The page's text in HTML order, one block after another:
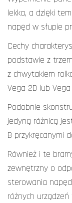
lekka, a dzięki
napęd w słupie
Cechy
podstawie z
z chwytakiem
Vega 2D lub
Podobnie
jedyną różnicą
B przykręcanymi
Również i te
zewnętrzny o
sterowania
różnych